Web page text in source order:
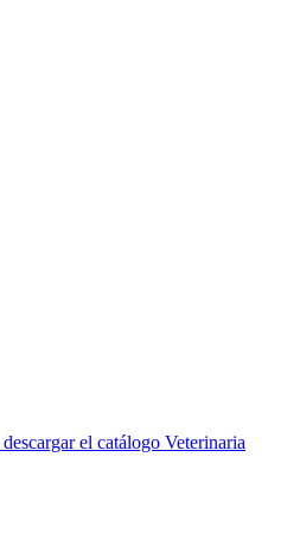
descargar el catálogo Veterinaria